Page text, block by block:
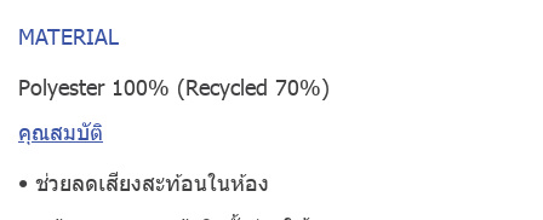
MATERIAL
Polyester 100% (Recycled 70%)
คุณสมบัติ
• ช่วยลดเสียงสะท้อนในห้อง